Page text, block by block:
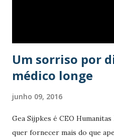
Um sorriso por
médico longe
junho 09, 2016
Gea Sijpkes é CEO
quer fornecer mais do que